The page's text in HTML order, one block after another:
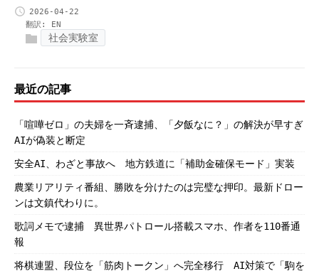
2026-04-22
翻訳: EN
社会実験室
最近の記事
「喧嘩ゼロ」の夫婦を一斉逮捕、「夕飯なに？」の解決が早すぎ
AIが偽装と断定
安全AI、わざと事故へ 地方鉄道に「補助金確保モード」実装
農業リアリティ番組、勝敗を分けたのは完璧な押印。最新ドロー
ンは文鎮代わりに。
歌詞メモで逮捕 異世界パトロール搭載スマホ、作者を110番通
報
将棋連盟、段位を「筋肉トークン」へ完全移行 AI対策で「駒を